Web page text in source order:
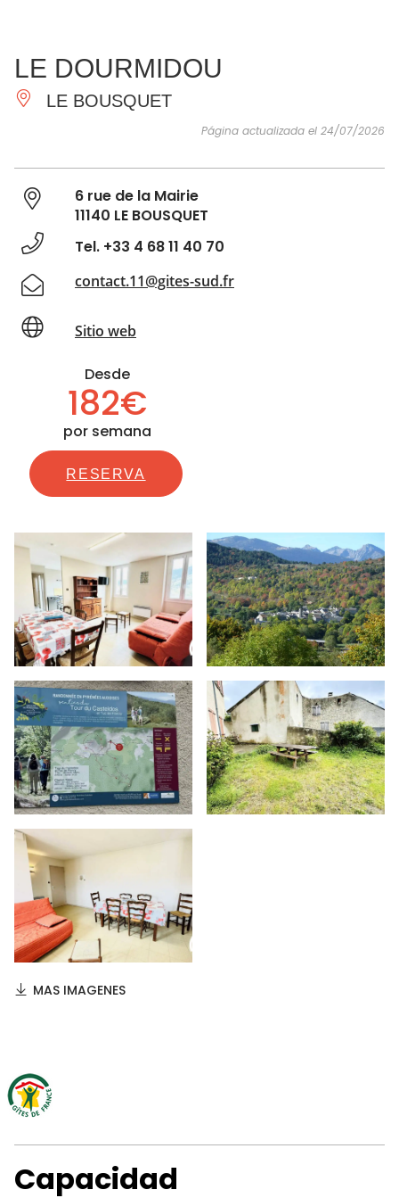
IMPRESCINDIBLES
HACER
LE DOURMIDOU
LE BOUSQUET
Página actualizada el 24/07/2026
6 rue de la Mairie
11140 LE BOUSQUET
Tel. +33 4 68 11 40 70
contact.11@gites-sud.fr
Sitio web
Desde
182€
por semana
RESERVA
MAS IMAGENES
Capacidad